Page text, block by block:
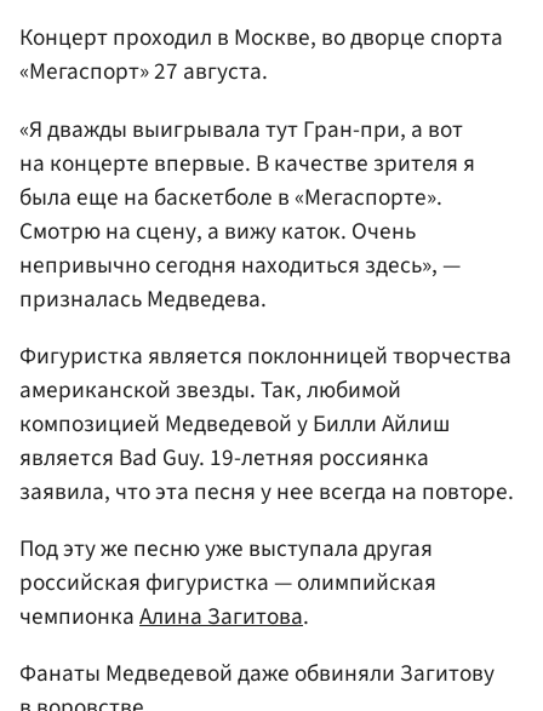
Концерт проходил в Москве, во дворце спорта
«Мегаспорт» 27 августа.
«Я дважды выигрывала тут Гран-при, а вот
на концерте впервые. В качестве зрителя я
была еще на баскетболе в «Мегаспорте».
Смотрю на сцену, а вижу каток. Очень
непривычно сегодня находиться здесь», —
призналась Медведева.
Фигуристка является поклонницей творчества
американской звезды. Так, любимой
композицией Медведевой у Билли Айлиш
является Bad Guy. 19-летняя россиянка
заявила, что эта песня у нее всегда на повторе.
Под эту же песню уже выступала другая
российская фигуристка — олимпийская
чемпионкаАлина Загитова.
Фанаты Медведевой даже обвиняли Загитову